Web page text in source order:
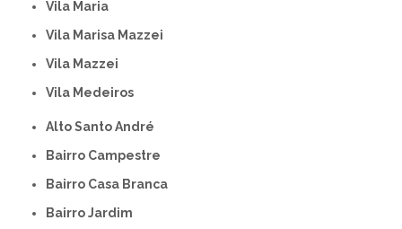
Vila Maria
Vila Marisa Mazzei
Vila Mazzei
Vila Medeiros
Alto Santo André
Bairro Campestre
Bairro Casa Branca
Bairro Jardim